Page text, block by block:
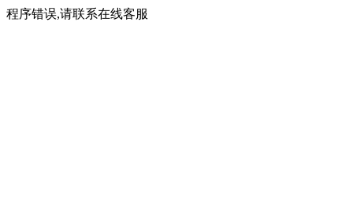
程序错误,请联系在线客服